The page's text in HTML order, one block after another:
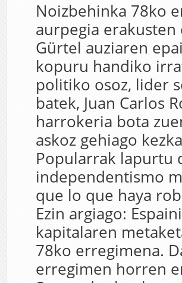
Noizbehinka 78ko
aurpegia
Gürtel auziaren
kopuru handiko
politiko osoz, lider
batek, Juan Carlos
harrokeria bota
askoz gehiago
Popularrak lapurtu
independentismo
que lo que haya
Ezin argiago:
kapitalaren
78ko erregimena.
erregimen horren